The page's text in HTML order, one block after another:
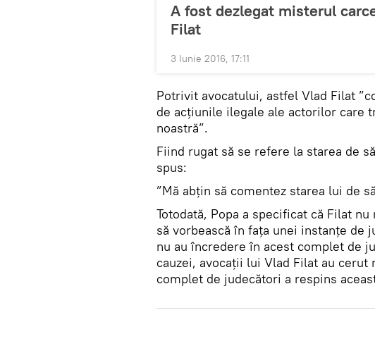
A fost dezlegat misterul
Filat
3 Iunie 2016, 17:11
Potrivit avocatului, astfel Vlad Filat
de acțiunile ilegale ale actorilor care
noastră”.
Fiind rugat să se refere la starea de
spus:
”Mă abțin să comentez starea lui de
Totodată, Popa a specificat că Filat
să vorbească în fața unei instanțe de
nu au încredere în acest complet de
cauzei, avocații lui Vlad Filat au cerut
complet de judecători a respins